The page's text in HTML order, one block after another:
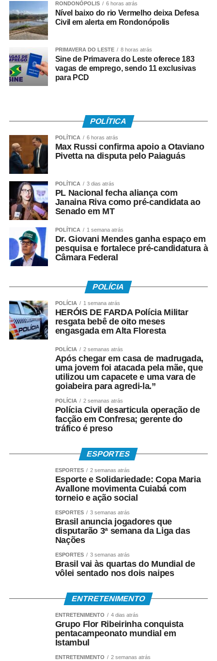
WhatsApp
Facebook
Twitter
Messenger
LinkedIn
Share
RONDONÓPOLIS 6 horas atrás
Nível baixo do rio Vermelho deixa Defesa
Civil em alerta em Rondonópolis
PRIMAVERA DO LESTE 8 horas atrás
Sine de Primavera do Leste oferece 183
vagas de emprego, sendo 11 exclusivas
para PCD
POLÍTICA
POLÍTICA 6 horas atrás
Max Russi confirma apoio a Otaviano
Pivetta na disputa pelo Paiaguás
POLÍTICA 3 dias atrás
PL Nacional fecha aliança com
Janaina Riva como pré-candidata ao
Senado em MT
POLÍTICA 1 semana atrás
Dr. Giovani Mendes ganha espaço em
pesquisa e fortalece pré-candidatura à
Câmara Federal
POLÍCIA
POLÍCIA 1 semana atrás
HERÓIS DE FARDA Polícia Militar
resgata bebê de oito meses
engasgada em Alta Floresta
POLÍCIA 2 semanas atrás
Após chegar em casa de madrugada,
uma jovem foi atacada pela mãe, que
utilizou um capacete e uma vara de
goiabeira para agredi-la.”
POLÍCIA 2 semanas atrás
Polícia Civil desarticula operação de
facção em Confresa; gerente do
tráfico é preso
ESPORTES
ESPORTES 2 semanas atrás
Esporte e Solidariedade: Copa Maria
Avallone movimenta Cuiabá com
torneio e ação social
ESPORTES 3 semanas atrás
Brasil anuncia jogadores que
disputarão 3ª semana da Liga das
Nações
ESPORTES 3 semanas atrás
Brasil vai às quartas do Mundial de
vôlei sentado nos dois naipes
ENTRETENIMENTO
ENTRETENIMENTO 4 dias atrás
Grupo Flor Ribeirinha conquista
pentacampeonato mundial em
Istambul
ENTRETENIMENTO 2 semanas atrás